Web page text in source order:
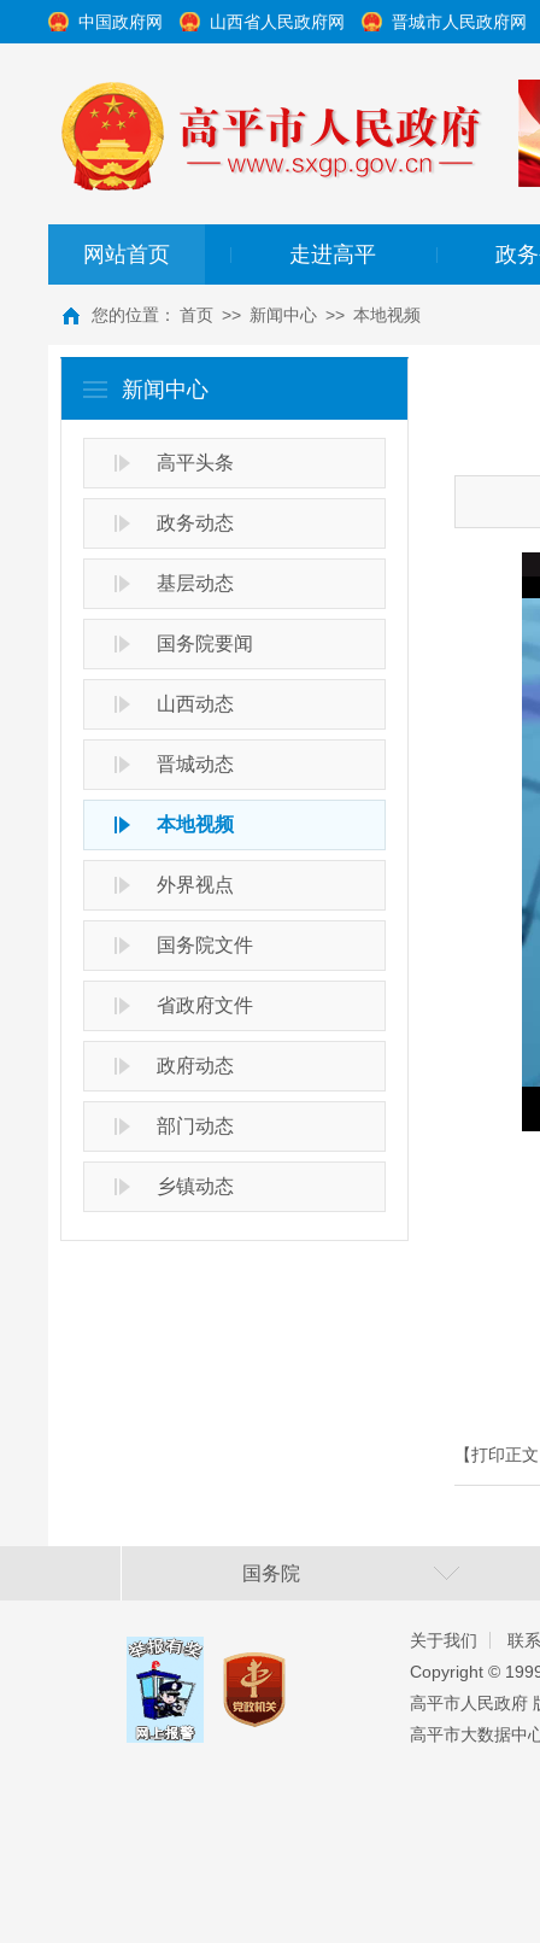
中国政府网 山西省人民政府网 晋城市人民政府网
网站首页 走进高平 政
您的位置： 首页 >> 新闻中心 >> 本地视频
新闻中心
高平头条
政务动态
基层动态
国务院要闻
山西动态
晋城动态
本地视频
外界视点
国务院文件
省政府文件
政府动态
部门动态
乡镇动态
【打印正
国务院
关于我们
联
Copyright ©️
高平市人民政府
高平市大数据